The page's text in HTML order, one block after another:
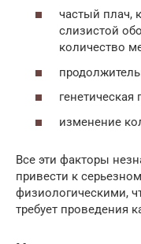
частый плач,
слизистой
количество
изменение
Все эти факторы
привести к
физиологическими,
требует проведения